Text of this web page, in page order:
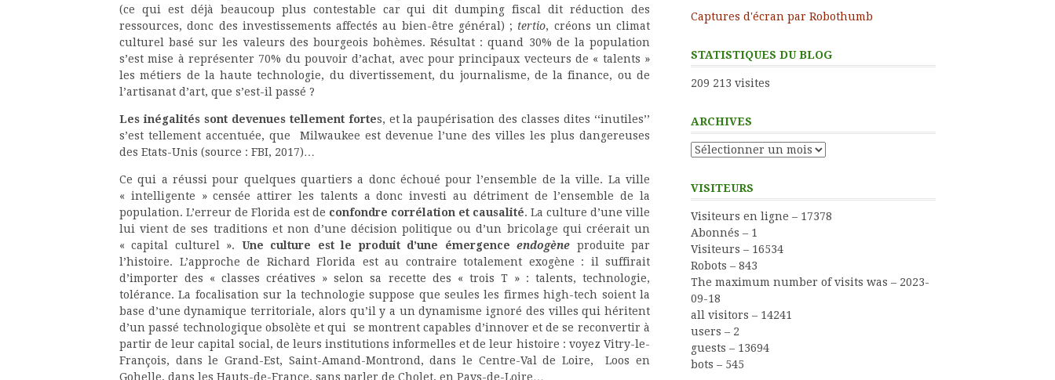
(ce qui est déjà beaucoup plus contestable car qui dit dumping fiscal dit réduction des
ressources, donc des investissements affectés au bien-être général) ; tertio, créons un climat
culturel basé sur les valeurs des bourgeois bohèmes. Résultat : quand 30% de la population
s’est mise à représenter 70% du pouvoir d’achat, avec pour principaux vecteurs de « talents »
les métiers de la haute technologie, du divertissement, du journalisme, de la finance, ou de
l’artisanat d’art, que s’est-il passé ?
Les inégalités sont devenues tellement fortes, et la paupérisation des classes dites ‘‘inutiles’’
s’est tellement accentuée, que Milwaukee est devenue l’une des villes les plus dangereuses
des Etats-Unis (source : FBI, 2017)…
Ce qui a réussi pour quelques quartiers a donc échoué pour l’ensemble de la ville. La ville
« intelligente » censée attirer les talents a donc investi au détriment de l’ensemble de la
population. L’erreur de Florida est de confondre corrélation et causalité. La culture d’une ville
lui vient de ses traditions et non d’une décision politique ou d’un bricolage qui créerait un
« capital culturel ». Une culture est le produit d’une émergenceendogène produite par
l’histoire. L’approche de Richard Florida est au contraire totalement exogène : il suffirait
d’importer des « classes créatives » selon sa recette des « trois T » : talents, technologie,
tolérance. La focalisation sur la technologie suppose que seules les firmes high-tech soient la
base d’une dynamique territoriale, alors qu’il y a un dynamisme ignoré des villes qui héritent
d’un passé technologique obsolète et qui se montrent capables d’innover et de se reconvertir à
partir de leur capital social, de leurs institutions informelles et de leur histoire : voyez Vitry-le-
François, dans le Grand-Est, Saint-Amand-Montrond, dans le Centre-Val de Loire, Loos en
Gohelle, dans les Hauts-de-France, sans parler de Cholet, en Pays-de-Loire…
Captures d'écran par Robothumb
STATISTIQUES DU BLOG
209 213 visites
ARCHIVES
Archives
VISITEURS
Visiteurs en ligne – 17378
Abonnés – 1
Visiteurs – 16534
Robots – 843
The maximum number of visits was – 2023-
09-18
all visitors – 14241
users – 2
guests – 13694
bots – 545